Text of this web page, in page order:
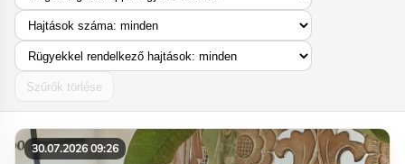
Szűrők törlése
30.07.2026 09:26